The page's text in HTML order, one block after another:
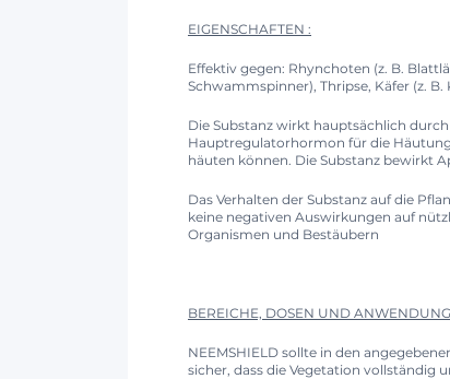
EIGENSCHAFTEN :
Effektiv gegen: Rhynchoten (z. B.
Schwammspinner), Thripse, Käfer (z.
Die Substanz wirkt hauptsächlich
Hauptregulatorhormon für die
häuten können. Die Substanz bewirkt
Das Verhalten der Substanz auf die
keine negativen Auswirkungen auf
Organismen und Bestäubern
BEREICHE, DOSEN UND
NEEMSHIELD sollte in den
sicher, dass die Vegetation vollständig